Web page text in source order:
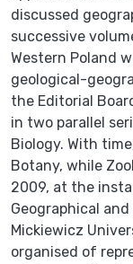
discussed
successive
Western Poland
geological-
the Editorial
in two parallel
Biology. With
Botany, while
2009, at the
Geographical
Mickiewicz
organised of